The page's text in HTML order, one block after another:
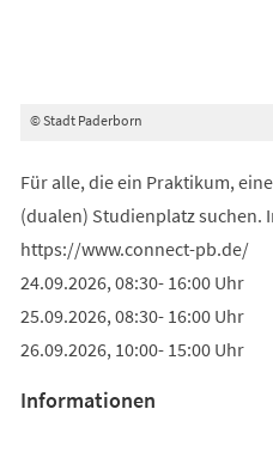
© Stadt Paderborn
Für alle, die ein Praktikum,
(dualen) Studienplatz
https://www.connect-pb.de/
24.09.2026, 08:30- 16:00 Uhr
25.09.2026, 08:30- 16:00 Uhr
26.09.2026, 10:00- 15:00 Uhr
Informationen